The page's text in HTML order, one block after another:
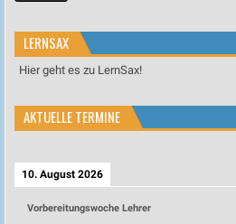
LERNSAX
Hier geht es zu LernSax!
AKTUELLE TERMINE
10. August 2026
Vorbereitungswoche Lehrer